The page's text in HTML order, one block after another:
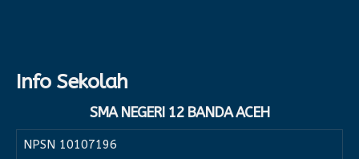
Info Sekolah
SMA NEGERI 12 BANDA ACEH
NPSN 10107196